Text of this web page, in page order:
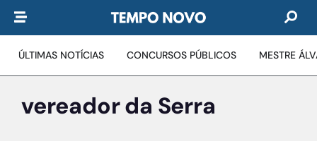
ÚLTIMAS NOTÍCIAS CONCURSOS PÚBLICOS MESTRE
vereador da Serra